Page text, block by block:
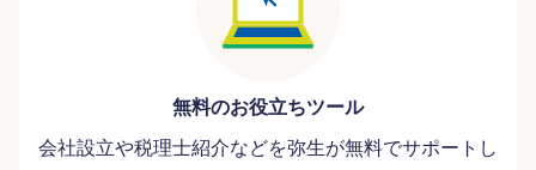
無料のお役立ちツール
会社設立や税理士紹介などを弥生が無料でサポートし